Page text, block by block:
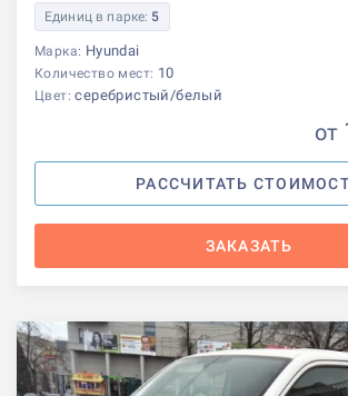
Единиц в парке: 5
Марка: Hyundai
Количество мест: 10
Цвет:серебристый/белый
от
РАССЧИТАТЬ
ЗАКАЗАТЬ